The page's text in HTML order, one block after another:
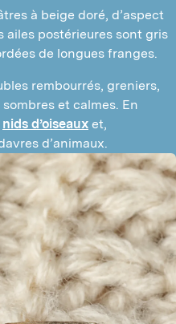
à beige doré, d’aspect
ailes postérieures sont gris
de longues franges.
rembourrés, greniers,
et calmes. En
nids d’oiseaux et,
d’animaux.